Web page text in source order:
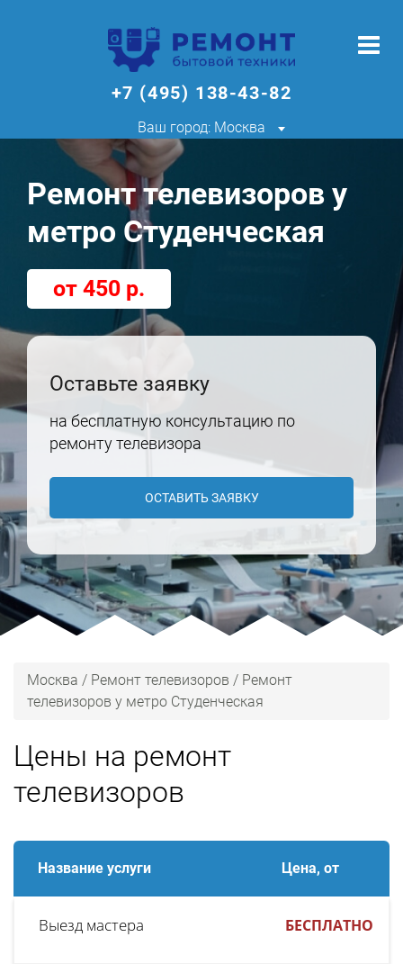
+7 (495) 138-43-82
Ваш город: Москва
Ремонт телевизоров у
метро Студенческая
от 450 р.
Оставьте заявку
на бесплатную консультацию по
ремонту телевизора
ОСТАВИТЬ ЗАЯВКУ
Москва / Ремонт телевизоров / Ремонт
телевизоров у метро Студенческая
Цены на ремонт
телевизоров
Название услуги Цена, от
Выезд мастера БЕСПЛАТНО